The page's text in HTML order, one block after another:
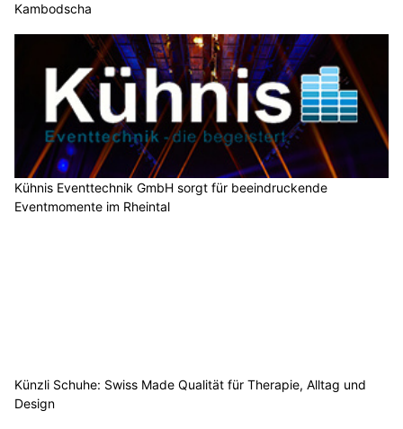
Kambodscha
Kühnis Eventtechnik GmbH sorgt für beeindruckende
Eventmomente im Rheintal
Künzli Schuhe: Swiss Made Qualität für Therapie, Alltag und
Design